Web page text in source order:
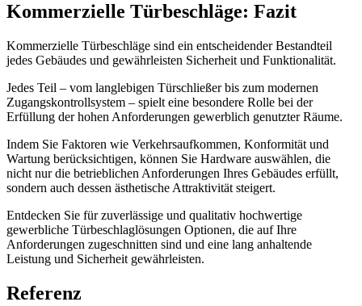
Kommerzielle Türbeschläge: Fazit
Kommerzielle Türbeschläge sind ein entscheidender Bestandteil
jedes Gebäudes und gewährleisten Sicherheit und Funktionalität.
Jedes Teil – vom langlebigen Türschließer bis zum modernen
Zugangskontrollsystem – spielt eine besondere Rolle bei der
Erfüllung der hohen Anforderungen gewerblich genutzter Räume.
Indem Sie Faktoren wie Verkehrsaufkommen, Konformität und
Wartung berücksichtigen, können Sie Hardware auswählen, die
nicht nur die betrieblichen Anforderungen Ihres Gebäudes erfüllt,
sondern auch dessen ästhetische Attraktivität steigert.
Entdecken Sie für zuverlässige und qualitativ hochwertige
gewerbliche Türbeschlaglösungen Optionen, die auf Ihre
Anforderungen zugeschnitten sind und eine lang anhaltende
Leistung und Sicherheit gewährleisten.
Referenz